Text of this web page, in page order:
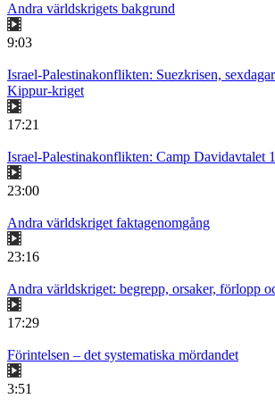
Andra världskrigets bakgrund
9:03
Israel-Palestinakonflikten: Suezkrisen,
Kippur-kriget
17:21
Israel-Palestinakonflikten: Camp Davidavtalet
23:00
Andra världskriget faktagenomgång
23:16
Andra världskriget: begrepp, orsaker, förlopp
17:29
Förintelsen – det systematiska mördandet
3:51